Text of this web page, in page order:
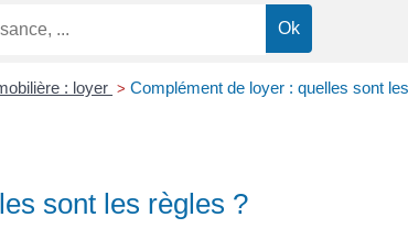
: loyer > Complément de loyer : quelles sont
sont les règles ?